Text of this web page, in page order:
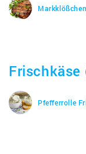
Frischkäse
Pfefferrolle